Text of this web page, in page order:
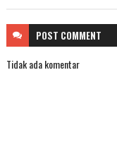
POST COMMENT
Tidak ada komentar